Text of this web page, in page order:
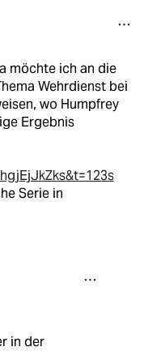
möchte ich an die
Wehrdienst bei
wo Humpfrey
Ergebnis
Serie in
in der